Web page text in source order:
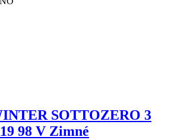
SOTTOZERO 3
98 V Zimné